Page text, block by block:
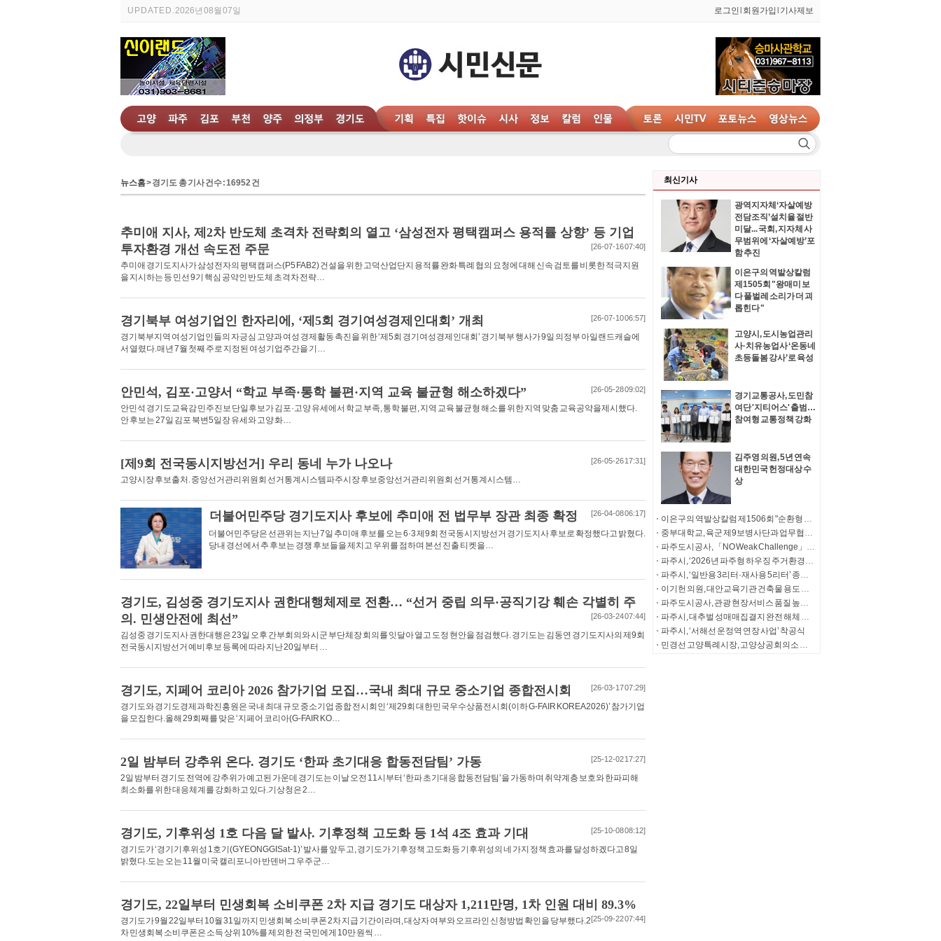
UPDATED.2026년 08월 07일 로그인 회원가입 기사제보
최신기사
광역지자체‘자살예방
전담조직’설치율 절반
미달... 국회, 지자체 사
무범위에 ‘자살예방’포
함 추진
이은구의 역발상칼럼
제1505회 "왕매미 보
다 풀벌레 소리가 더 괴
롭힌다 "
고양시, 도시농업관리
사·치유농업사 ‘온동네
초등돌봄 강사’로 육성
경기교통공사, 도민참
여단 '지티어스' 출범…
참여형 교통정책 강화
김주영 의원, 5년 연속
대한민국 헌정대상 수
상
이은구의 역발상칼럼 제1506회 "순환형 집단이주단지 급하다"
중부대학교, 육군 제9보병사단과 업무협약 체결
파주도시공사, 「NO Weak Challenge」 청소년 마약 예방 릴레이 캠페인 동참
파주시, ‘2026년 파주형 하우징 주거환경개선사업’ 기탁식
파주시, ‘일반용 3리터·재사용 5리터’ 종량제봉투 판매 개시
이기헌 의원, 대안교육기관 건축물 용도 문제 해결 ‘결실’ “고양자유학교 폐쇄 위기 해소”
파주도시공사, 관광 현장서비스 품질 높인다.
파주시, 대추벌 성매매집결지 완전 해체 사업 추진
파주시, ‘서해선 운정역 연장 사업’ 착공식
민경선 고양특례시장, 고양상공회의소 의원단 간담회
뉴스홈> 경기도 총 기사 건수 : 16952 건
추미애 지사, 제2차 반도체 초격차 전략회의 열고 ‘삼성전자 평택캠퍼스 용적률 상향’ 등 기업
투자환경 개선 속도전 주문
[26-07-16 07:40]
추미애 경기도지사가 삼성전자의 평택캠퍼스(P5 FAB2) 건설을 위한 고덕산업단지 용적률 완화 특례 협의 요청에 대해 신속 검토를 비롯한 적극 지원
을 지시하는 등 민선 9기 핵심 공약인 반도체 초격차 전략…
경기북부 여성기업인 한자리에, ‘제5회 경기여성경제인대회’ 개최 [26-07-10 06:57]
경기북부지역 여성기업인들의 자긍심 고양과 여성 경제활동 촉진을 위한 ‘제5회 경기여성경제인대회’ 경기북부 행사가 9일 의정부 아일랜드캐슬에
서 열렸다.매년 7월 첫째 주로 지정된 여성기업주간을 기…
안민석, 김포·고양서 “학교 부족·통학 불편·지역 교육 불균형 해소하겠다” [26-05-28 09:02]
안민석 경기도교육감 민주진보 단일후보가 김포·고양 유세에서 학교 부족, 통학 불편, 지역 교육 불균형 해소를 위한 지역 맞춤 교육공약을 제시했다.
안 후보는 27일 김포 북변5일장 유세와 고양 화…
[제9회 전국동시지방선거] 우리 동네 누가 나오나 [26-05-26 17:31]
고양시장 후보출처. 중앙선거관리위원회 선거통계시스템파주시장 후보중앙선거관리위원회 선거통계시스템…
더불어민주당 경기도지사 후보에 추미애 전 법무부 장관 최종 확정 [26-04-08 06:17]
더불어민주당은 선관위는 지난 7일 추미애 후보를 오는 6·3 제9회 전국동시지방선거 경기도지사 후보로 확정했다고 밝혔다.
당내 경선에서 추 후보는 경쟁 후보들을 제치고 우위를 점하며 본선 진출 티켓을…
경기도, 김성중 경기도지사 권한대행체제로 전환… “선거 중립 의무·공직기강 훼손 각별히 주
의. 민생안전에 최선”
[26-03-24 07:44]
김성중 경기도지사 권한대행은 23일 오후 간부회의와 시군 부단체장 회의를 잇달아 열고 도정 현안을 점검했다. 경기도는 김동연 경기도지사의 제9회
전국동시지방선거 예비후보 등록에 따라 지난 20일부터 …
경기도, 지페어 코리아 2026 참가기업 모집…국내 최대 규모 중소기업 종합전시회 [26-03-17 07:29]
경기도와 경기도경제과학진흥원은 국내 최대 규모 중소기업 종합 전시회인 ‘제29회 대한민국우수상품전시회(이하 G-FAIR KOREA 2026)’ 참가기업
을 모집한다.올해 29회째를 맞은 ‘지페어 코리아(G-FAIR KO…
2일 밤부터 강추위 온다. 경기도 ‘한파 초기대응 합동전담팀’ 가동 [25-12-02 17:27]
2일 밤부터 경기도 전역에 강추위가 예고된 가운데 경기도는 이날 오전 11시부터 ‘한파 초기대응 합동전담팀’을 가동하며 취약계층 보호와 한파 피해
최소화를 위한 대응체계를 강화하고 있다.기상청은 2…
경기도, 기후위성 1호 다음 달 발사. 기후정책 고도화 등 1석 4조 효과 기대 [25-10-08 08:12]
경기도가 ‘경기기후위성 1호기(GYEONGGISat-1)’ 발사를 앞두고, 경기도가 기후정책 고도화 등 기후위성의 네 가지 정책 효과를 달성하겠다고 8일
밝혔다.도는 오는 11월 미국 캘리포니아 반덴버그 우주군…
경기도, 22일부터 민생회복 소비쿠폰 2차 지급 경기도 대상자 1,211만명, 1차 인원 대비 89.3%
[25-09-22 07:44]
경기도가 9월 22일부터 10월 31일까지 민생회복 소비쿠폰 2차 지급 기간이라며, 대상자 여부와 오프라인 신청방법 확인을 당부했다.2
차 민생회복 소비쿠폰은 소득 상위 10%를 제외한 전 국민에게 10만 원씩 …